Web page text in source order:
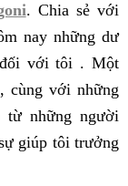
. Chia sẻ với
nay những dư
với tôi . Một
cùng với những
từ những người
giúp tôi trưởng